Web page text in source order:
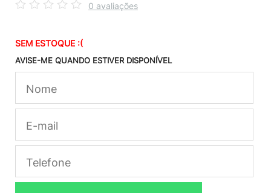
0 avaliações
SEM ESTOQUE :(
AVISE-ME QUANDO ESTIVER DISPONÍVEL